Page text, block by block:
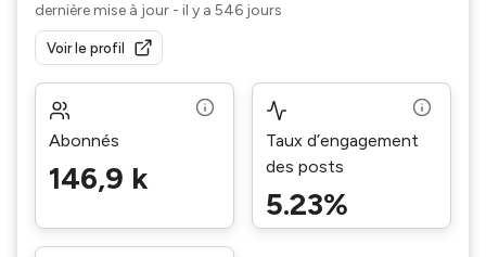
dernière mise à jour - il y a 546 jours
Voir le profil
Abonnés
146,9 k
Taux d’engagement
des posts
5.23%